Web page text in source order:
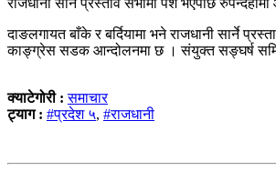
दाङलगायत बाँके र बर्दियामा भने राजधानी सार्ने
काङ्ग्रेस सडक आन्दोलनमा छ । संयुक्त सङ्घर्ष
क्याटेगोरी :समाचार
ट्याग : #प्रदेश ५, #राजधानी